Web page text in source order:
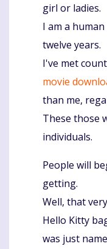
girl or ladies.
I am a
twelve years.
I've met
movie
than me,
These those
individuals.
People will
getting.
Well, that
Hello Kitty
was just